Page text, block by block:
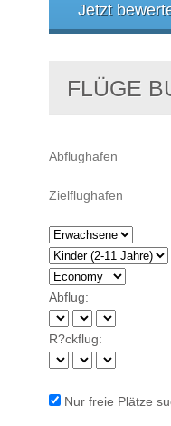
Jetzt
FLÜGE
Abflug:
R?ckflug:
Nur freie Plätze